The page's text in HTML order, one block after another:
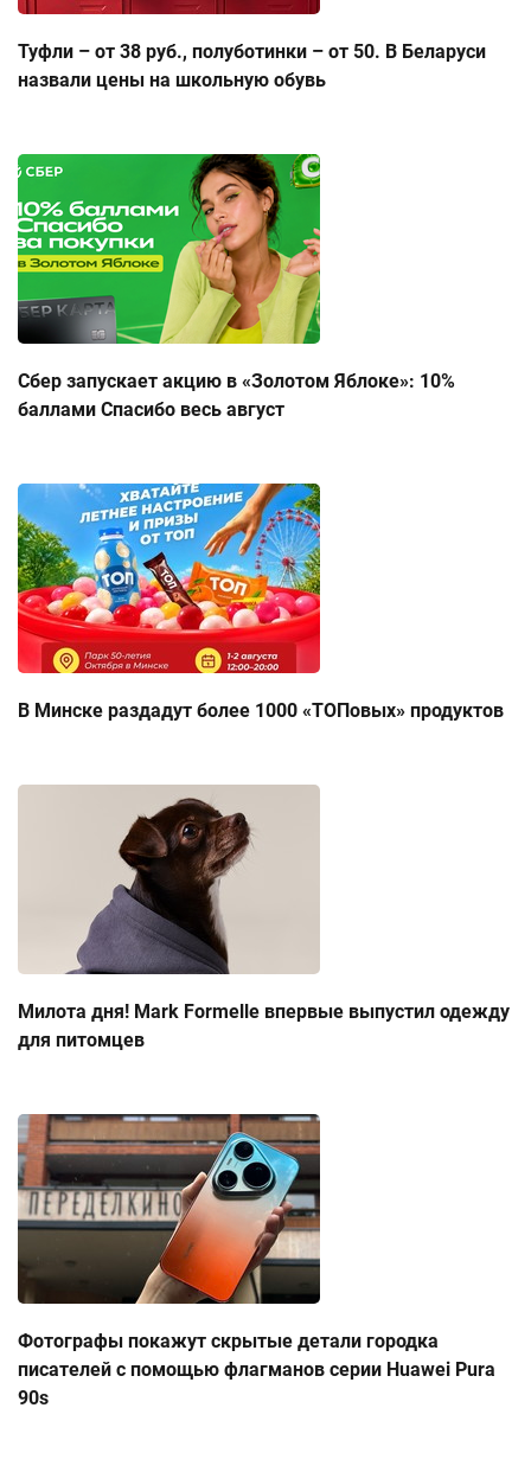
Туфли – от 38 руб., полуботинки – от 50. В Беларуси
назвали цены на школьную обувь
Сбер запускает акцию в «Золотом Яблоке»: 10%
баллами Спасибо весь август
В Минске раздадут более 1000 «ТОПовых» продуктов
Милота дня! Mark Formelle впервые выпустил одежду
для питомцев
Фотографы покажут скрытые детали городка
писателей с помощью флагманов серии Huawei Pura
90s